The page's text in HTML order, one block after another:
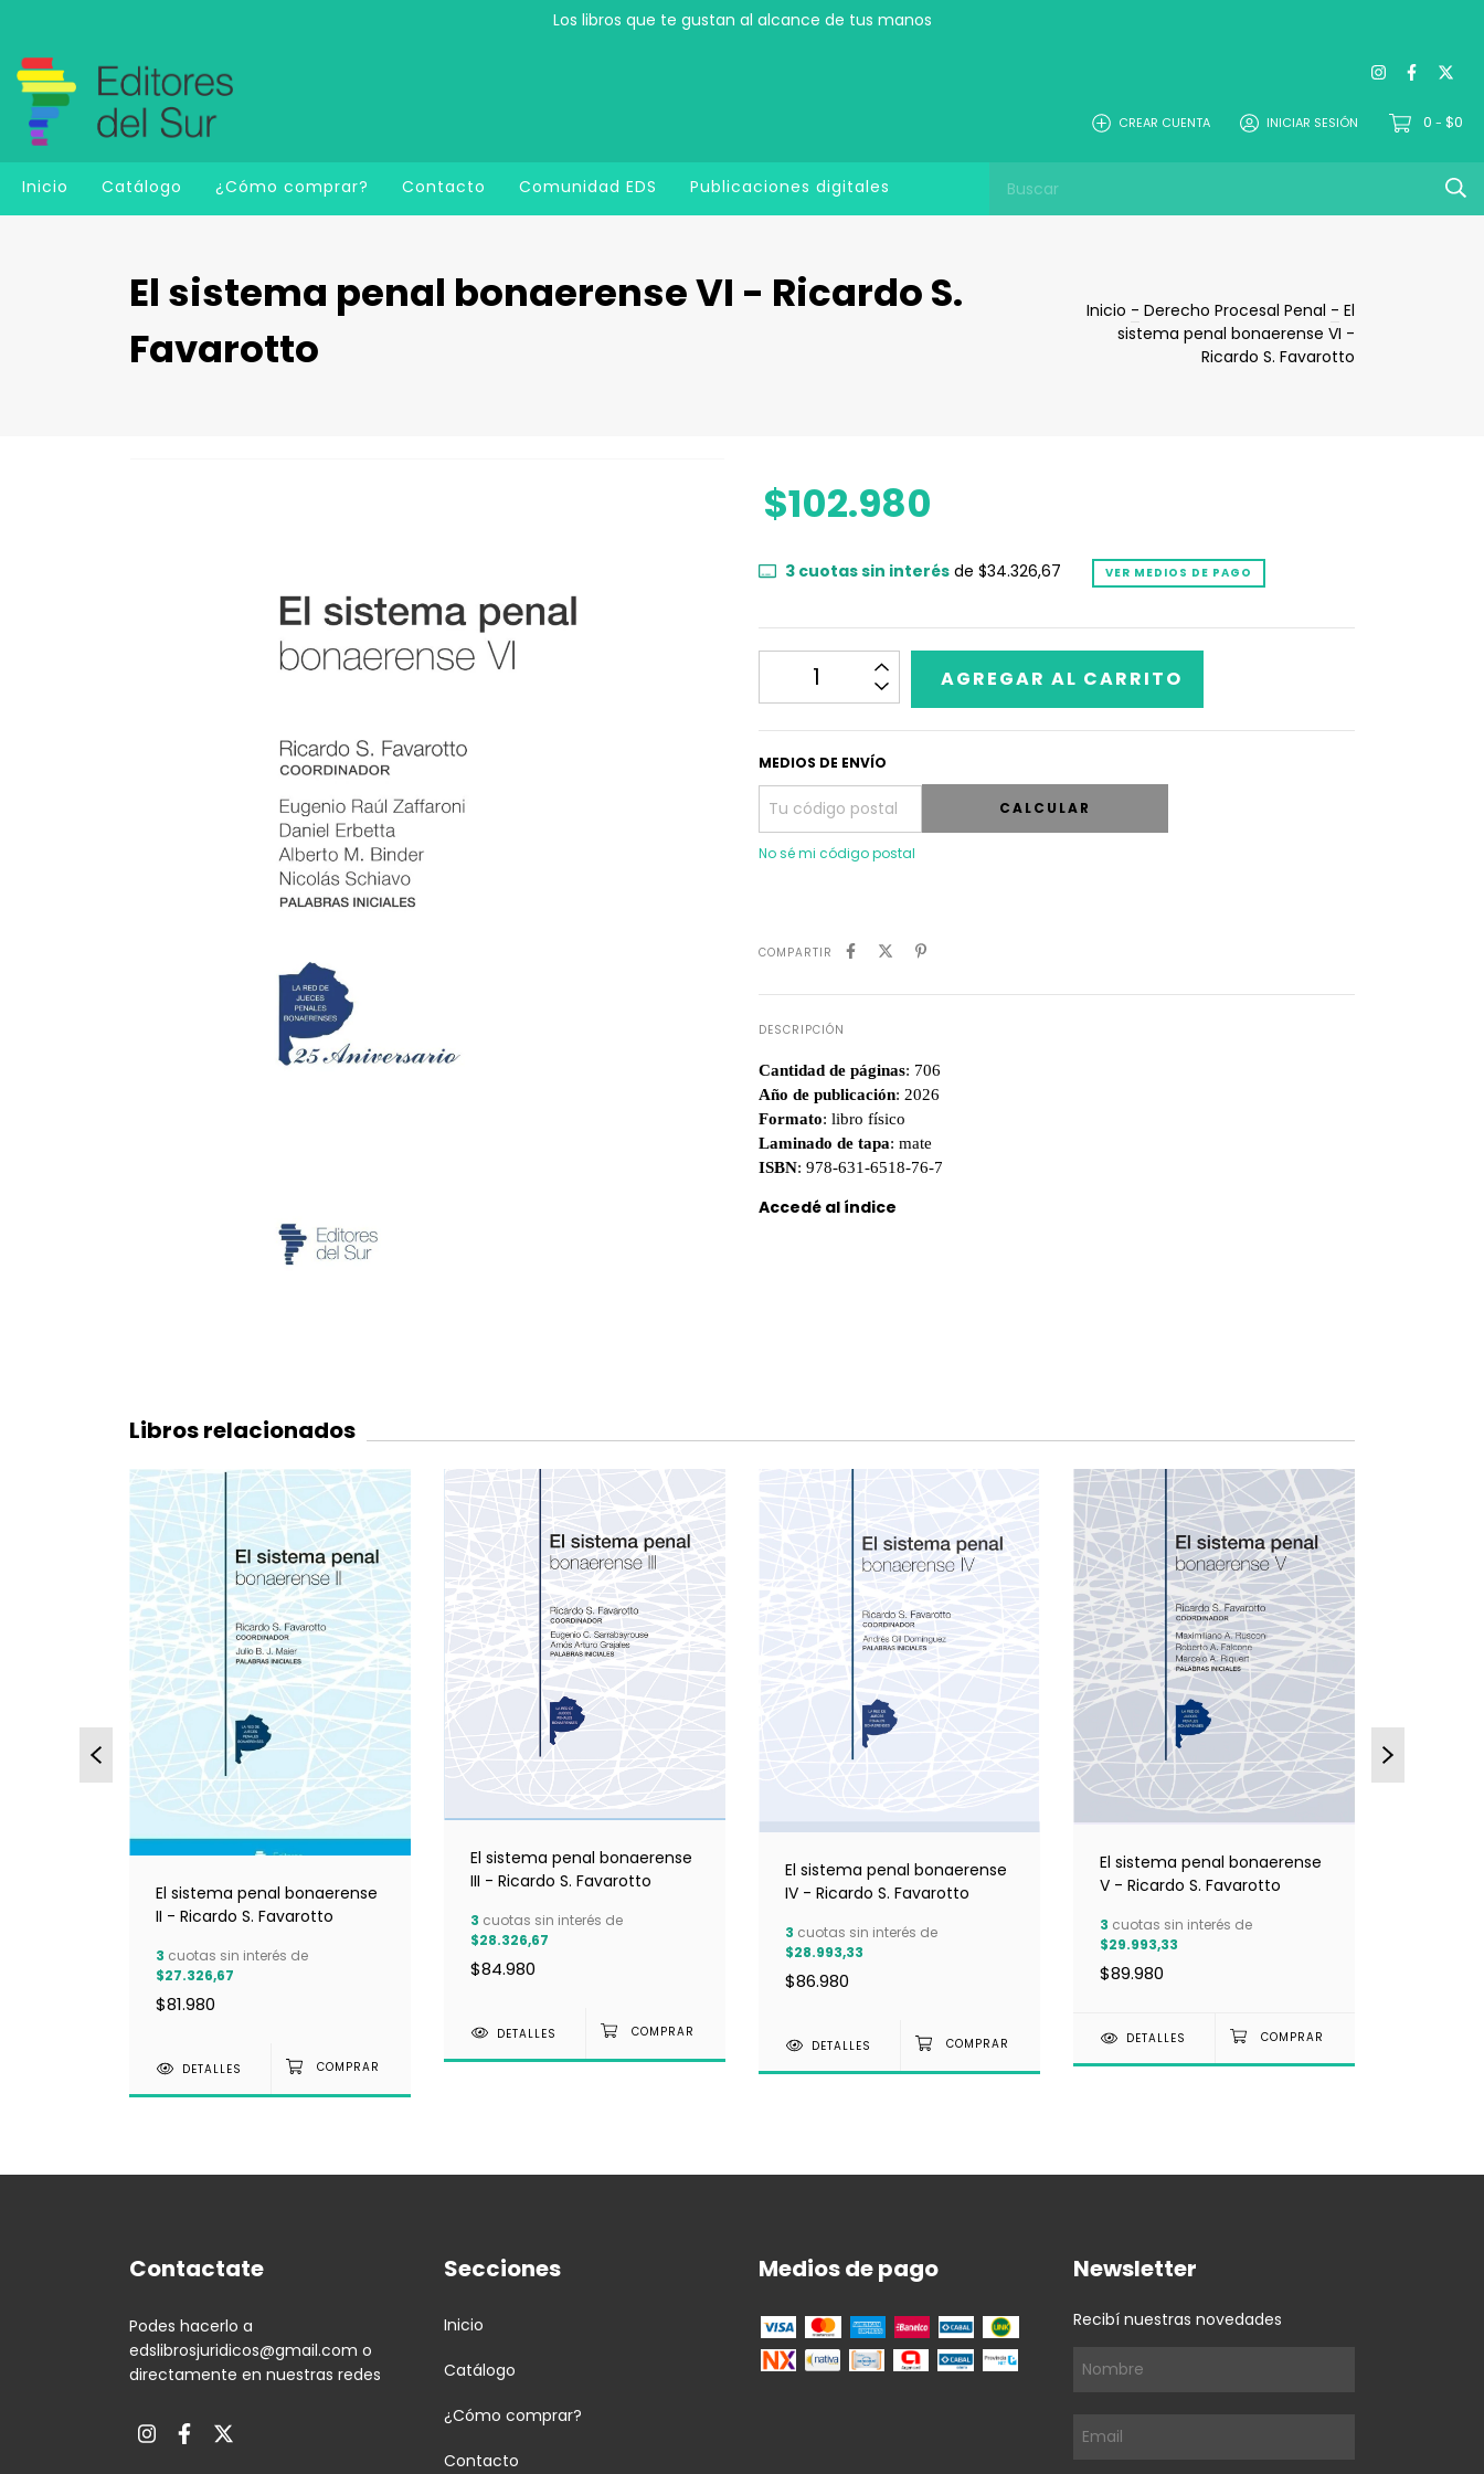
Los libros que te gustan al alcance de tus manos
CREAR CUENTA INICIAR SESIÓN 0 - $0
Inicio Catálogo ¿Cómo comprar? Contacto Comunidad EDS Publicaciones digitales
El sistema penal bonaerense VI - Ricardo S.
Favarotto
Inicio - Derecho Procesal Penal - El
sistema penal bonaerense VI -
Ricardo S. Favarotto
$102.980
3cuotas sin interésde $34.326,67 VER MEDIOS DE PAGO
MEDIOS DE ENVÍO
CALCULAR
No sé mi código postal
COMPARTIR
DESCRIPCIÓN
Cantidad de páginas: 706
Año de publicación: 2026
Formato: libro físico
Laminado de tapa: mate
ISBN: 978-631-6518-76-7
Accedé al índice
Libros relacionados
El sistema penal bonaerense
II - Ricardo S. Favarotto
3 cuotas sin interés de
$27.326,67
$81.980
DETALLES
El sistema penal bonaerense
III - Ricardo S. Favarotto
3 cuotas sin interés de
$28.326,67
$84.980
DETALLES
El sistema penal bonaerense
IV - Ricardo S. Favarotto
3 cuotas sin interés de
$28.993,33
$86.980
DETALLES
El sistema penal bonaerense
V - Ricardo S. Favarotto
3 cuotas sin interés de
$29.993,33
$89.980
DETALLES
Contactate
Podes hacerlo a
edslibrosjuridicos@gmail.com o
directamente en nuestras redes
Secciones
Inicio
Catálogo
¿Cómo comprar?
Contacto
Medios de pago Newsletter
Recibí nuestras novedades